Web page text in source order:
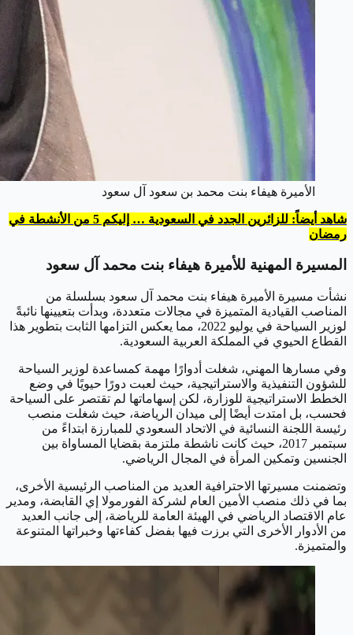
الأميرة هيفاء بنت محمد بن سعود آل سعود
شاهد أيضاً: للزائرين الجدد في السعودية … إليكم 5 من الأنشطة في
رمضان
المسيرة المهنية للأميرة هيفاء بنت محمد آل سعود
نشأت مسيرة الأميرة هيفاء بنت محمد آل سعود بسلسلة من
المناصب القيادية المتميزة في مجالات متعددة، وبدأت بتعيينها نائبةً
لوزير السياحة في يوليو 2022، مما يعكس التزامها الثابت بتطوير هذا
القطاع الحيوي في المملكة العربية السعودية.
وفي مسارها المهني، شغلت أدوارًا مهمة كمساعدة لوزير السياحة
للشؤون التنفيذية والاستراتيجية، حيث لعبت دورًا حيويًا في وضع
الخطط الاستراتيجية للوزارة، لكن إسهاماتها لم تقتصر على السياحة
فحسب، بل امتدت أيضًا إلى ميدان الرياضة، حيث شغلت منصب
رئيسة اللجنة النسائية في الاتحاد السعودي للمبارزة ابتداءً من
سبتمبر 2017، حيث كانت ناشطة ملتزمة بقضايا المساواة بين
الجنسين وتمكين المرأة في المجال الرياضي.
وتضمنت مسيرتها الاحترافية العديد من المناصب الرئيسية الأخرى،
بما في ذلك منصب الأمين العام لشركة الفورمولا إي القابضة، ومدير
عام الاقتصاد الرياضي في الهيئة العامة للرياضة، إلى جانب العديد
من الأدوار الأخرى التي برزت فيها بفضل كفاءتها وخبراتها المتنوعة
والمتميزة.